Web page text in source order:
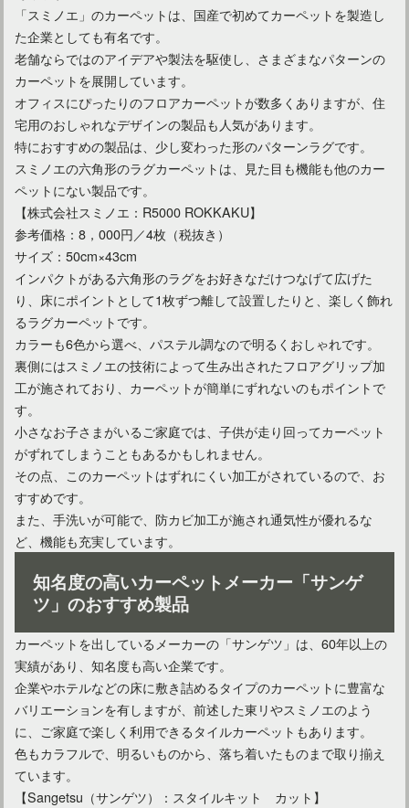
「スミノエ」のカーペットは、国産で初めてカーペットを製造し
た企業としても有名です。
老舗ならではのアイデアや製法を駆使し、さまざまなパターンの
カーペットを展開しています。
オフィスにぴったりのフロアカーペットが数多くありますが、住
宅用のおしゃれなデザインの製品も人気があります。
特におすすめの製品は、少し変わった形のパターンラグです。
スミノエの六角形のラグカーペットは、見た目も機能も他のカー
ペットにない製品です。
【株式会社スミノエ：R5000 ROKKAKU】
参考価格：8，000円／4枚（税抜き）
サイズ：50cm×43cm
インパクトがある六角形のラグをお好きなだけつなげて広げた
り、床にポイントとして1枚ずつ離して設置したりと、楽しく飾れ
るラグカーペットです。
カラーも6色から選べ、パステル調なので明るくおしゃれです。
裏側にはスミノエの技術によって生み出されたフロアグリップ加
工が施されており、カーペットが簡単にずれないのもポイントで
す。
小さなお子さまがいるご家庭では、子供が走り回ってカーペット
がずれてしまうこともあるかもしれません。
その点、このカーペットはずれにくい加工がされているので、お
すすめです。
また、手洗いが可能で、防カビ加工が施され通気性が優れるな
ど、機能も充実しています。
知名度の高いカーペットメーカー「サンゲ
ツ」のおすすめ製品
カーペットを出しているメーカーの「サンゲツ」は、60年以上の
実績があり、知名度も高い企業です。
企業やホテルなどの床に敷き詰めるタイプのカーペットに豊富な
バリエーションを有しますが、前述した東リやスミノエのよう
に、ご家庭で楽しく利用できるタイルカーペットもあります。
色もカラフルで、明るいものから、落ち着いたものまで取り揃え
ています。
【Sangetsu（サンゲツ）：スタイルキット カット】